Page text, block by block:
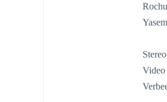
Video